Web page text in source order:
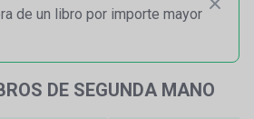
de un libro por importe mayor
DE SEGUNDA MANO